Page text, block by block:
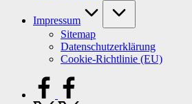
Impressum
Sitemap
Datenschutzerklärung
Cookie-Richtlinie (EU)
facebook.com